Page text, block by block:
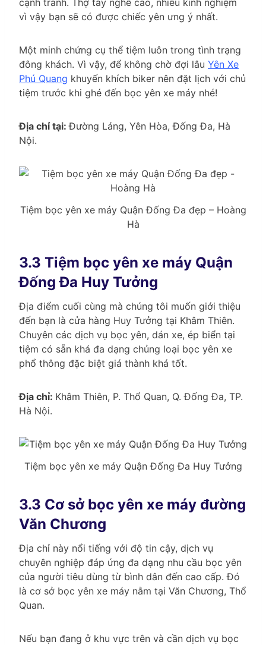
vì vậy bạn sẽ có được chiếc yên ưng ý nhất.
Một minh chứng cụ thể tiệm luôn trong tình trạng
đông khách. Vì vậy, để không chờ đợi lâu Yên Xe
Phú Quang khuyến khích biker nên đặt lịch với chủ
tiệm trước khi ghé đến bọc yên xe máy nhé!
Địa chỉ tại:Đường Láng, Yên Hòa, Đống Đa, Hà
Nội.
Tiệm bọc yên xe máy Quận Đống Đa đẹp – Hoàng
Hà
3.3 Tiệm bọc yên xe máy Quận
Đống Đa Huy Tưởng
Địa điểm cuối cùng mà chúng tôi muốn giới thiệu
đến bạn là cửa hàng Huy Tưởng tại Khâm Thiên.
Chuyên các dịch vụ bọc yên, dán xe, ép biển tại
tiệm có sẵn khá đa dạng chủng loại bọc yên xe
phổ thông đặc biệt giá thành khá tốt.
Địa chỉ: Khâm Thiên, P. Thổ Quan, Q. Đống Đa, TP.
Hà Nội.
Tiệm bọc yên xe máy Quận Đống Đa Huy Tưởng
3.3 Cơ sở bọc yên xe máy đường
Văn Chương
Địa chỉ này nổi tiếng với độ tin cậy, dịch vụ
chuyên nghiệp đáp ứng đa dạng nhu cầu bọc yên
của người tiêu dùng từ bình dân đến cao cấp. Đó
là cơ sở bọc yên xe máy nằm tại Văn Chương, Thổ
Quan.
Nếu bạn đang ở khu vực trên và cần dịch vụ bọc